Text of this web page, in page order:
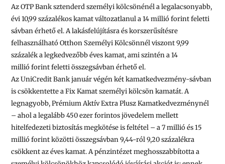
AzOTP Banksztenderd személyi kölcsönénél a legalacsonyabb,
évi 10,99 százalékos kamat változatlanul a14 millióforint feletti
sávban érhető el. A lakásfelújításra és korszerűsítésre
felhasználható Otthon Személyi Kölcsönnél viszont 9,99
százalék a legkedvezőbb éves kamat, ami szintén a14
millióforint feletti összegsávban érhető el.
AzUniCredit Bankjanuár végén két kamatkedvezmény-sávban
is csökkentette a Fix Kamat személyi kölcsön kamatát. A
legnagyobb, Prémium Aktív Extra Plusz Kamatkedvezménynél
– ahol a legalább450 ezerforintos jövedelem mellett
hitelfedezeti biztosítás megkötése is feltétel – a7 millióés15
millióforint közötti összegsávban 9,44-ról 9,20 százalékra
csökkent az éves kamat. A pénzintézet meghosszabbította a